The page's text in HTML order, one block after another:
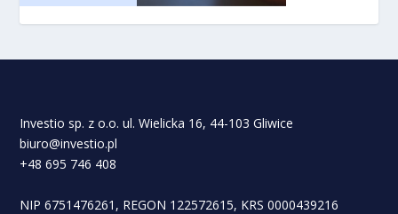
Investio sp. z o.o. ul. Wielicka 16, 44-103 Gliwice
biuro@investio.pl
+48 695 746 408
NIP 6751476261, REGON 122572615, KRS 0000439216